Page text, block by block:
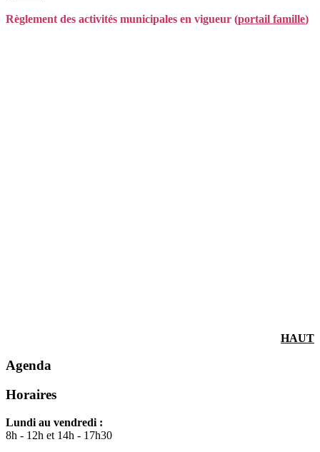
Règlement des activités municipales en vigueur (portail famille)
HAUT
Agenda
Horaires
Lundi au vendredi :
8h - 12h et 14h - 17h30